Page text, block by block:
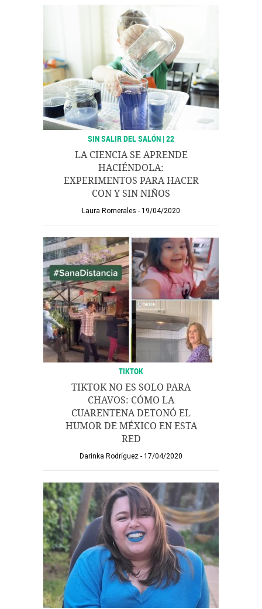
SIN SALIR DEL SALÓN | 22
LA CIENCIA SE APRENDE
HACIÉNDOLA:
EXPERIMENTOS PARA HACER
CON Y SIN NIÑOS
Laura Romerales 19/04/2020
TIKTOK
TIKTOK NO ES SOLO PARA
CHAVOS: CÓMO LA
CUARENTENA DETONÓ EL
HUMOR DE MÉXICO EN ESTA
RED
Darinka Rodríguez 17/04/2020